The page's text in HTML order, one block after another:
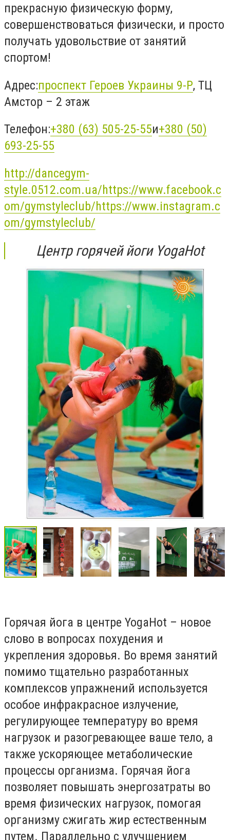
прекрасную физическую форму,
совершенствоваться физически, и просто
получать удовольствие от занятий
спортом!
Адрес:проспект Героев Украины 9-Р, ТЦ
Амстор – 2 этаж
Телефон:+380 (63) 505-25-55и+380 (50)
693-25-55
http://dancegym-
style.0512.com.ua/https://www.facebook.c
om/gymstyleclub/https://www.instagram.c
om/gymstyleclub/
Центр горячей йоги YogaHot
Горячая йога в центре YogaHot – новое
слово в вопросах похудения и
укрепления здоровья. Во время занятий
помимо тщательно разработанных
комплексов упражнений используется
особое инфракрасное излучение,
регулирующее температуру во время
нагрузок и разогревающее ваше тело, а
также ускоряющее метаболические
процессы организма. Горячая йога
позволяет повышать энергозатраты во
время физических нагрузок, помогая
организму сжигать жир естественным
путем. Параллельно с улучшением